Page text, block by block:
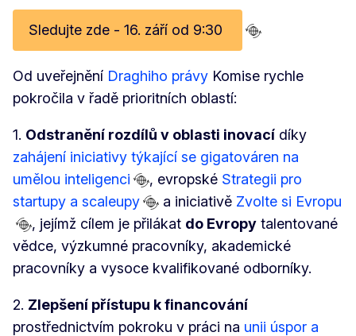
Sledujte zde - 16. září od 9:30
Od uveřejnění Draghiho právy Komise rychle
pokročila v řadě prioritních oblastí:
1. Odstranění rozdílů v oblasti inovací díky
zahájení iniciativy týkající se gigatováren na
umělou inteligenci
, evropské Strategii pro
startupy a scaleupy
a iniciativě Zvolte si Evropu
, jejímž cílem je přilákat do Evropy talentované
vědce, výzkumné pracovníky, akademické
pracovníky a vysoce kvalifikované odborníky.
2. Zlepšení přístupu k financování
prostřednictvím pokroku v práci na unii úspor a